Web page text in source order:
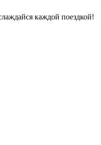
каждой поездкой!